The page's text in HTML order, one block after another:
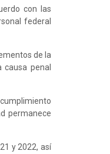
con las
federal
de la
causa penal
permanece
y 2022, así